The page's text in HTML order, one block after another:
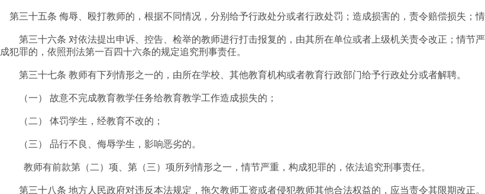
第三十五条 侮辱、殴打教师的，根据不同情况，分别给予行政处分或者行政处罚；造成损害的，责令赔偿损失；
第三十六条 对依法提出申诉、控告、检举的教师进行打击报复的，由其所在单位或者上级机关责令改正；情节
成犯罪的，依照刑法第一百四十六条的规定追究刑事责任。
第三十七条 教师有下列情形之一的，由所在学校、其他教育机构或者教育行政部门给予行政处分或者解聘。
（一） 故意不完成教育教学任务给教育教学工作造成损失的；
（二） 体罚学生，经教育不改的；
（三） 品行不良、侮辱学生，影响恶劣的。
教师有前款第（二）项、第（三）项所列情形之一，情节严重，构成犯罪的，依法追究刑事责任。
第三十八条 地方人民政府对违反本法规定，拖欠教师工资或者侵犯教师其他合法权益的，应当责令其限期改正